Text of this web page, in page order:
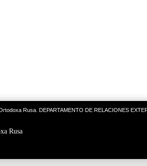
Rusa. DEPARTAMENTO DE RELACIONES
Rusa